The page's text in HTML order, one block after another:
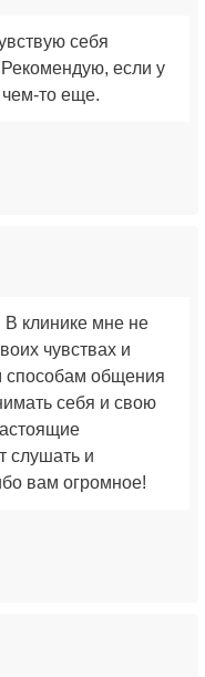
себя
если у
то еще.
В клинике мне не
чувствах и
способам общения
себя и свою
слушать и
вам огромное!